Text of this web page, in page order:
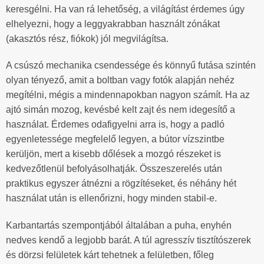
keresgélni. Ha van rá lehetőség, a világítást érdemes úgy
elhelyezni, hogy a leggyakrabban használt zónákat
(akasztós rész, fiókok) jól megvilágítsa.
A csúszó mechanika csendessége és könnyű futása szintén
olyan tényező, amit a boltban vagy fotók alapján nehéz
megítélni, mégis a mindennapokban nagyon számít. Ha az
ajtó simán mozog, kevésbé kelt zajt és nem idegesítő a
használat. Érdemes odafigyelni arra is, hogy a padló
egyenletessége megfelelő legyen, a bútor vízszintbe
kerüljön, mert a kisebb dőlések a mozgó részeket is
kedvezőtlenül befolyásolhatják. Összeszerelés után
praktikus egyszer átnézni a rögzítéseket, és néhány hét
használat után is ellenőrizni, hogy minden stabil-e.
Karbantartás szempontjából általában a puha, enyhén
nedves kendő a legjobb barát. A túl agresszív tisztítószerek
és dörzsi felületek kárt tehetnek a felületben, főleg